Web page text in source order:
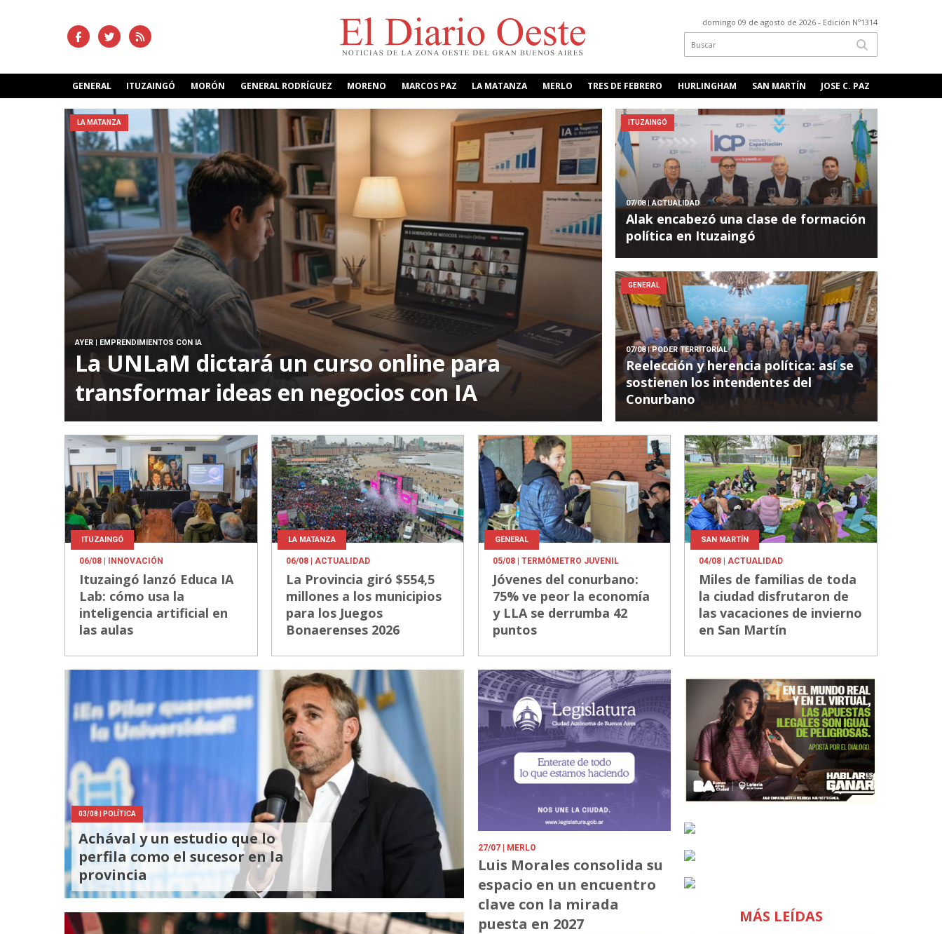
domingo 09 de agosto de 2026 - Edición Nº1314
GENERAL ITUZAINGÓ MORÓN GENERAL RODRÍGUEZ MORENO MARCOS PAZ LA MATANZA MERLO TRES DE FEBRERO HURLINGHAM SAN MARTÍN JOSE C. PAZ
LA MATANZA
AYER | EMPRENDIMIENTOS CON IA
La UNLaM dictará un curso online para
transformar ideas en negocios con IA
ITUZAINGÓ
07/08| ACTUALIDAD
Alak encabezó una clase de formación
política en Ituzaingó
GENERAL
07/08| PODER TERRITORIAL
Reelección y herencia política: así se
sostienen los intendentes del
Conurbano
ITUZAINGÓ
06/08 | INNOVACIÓN
Ituzaingó lanzó Educa IA
Lab: cómo usa la
inteligencia artificial en
las aulas
LA MATANZA
06/08| ACTUALIDAD
La Provincia giró $554,5
millones a los municipios
para los Juegos
Bonaerenses 2026
GENERAL
05/08| TERMÓMETRO JUVENIL
Jóvenes del conurbano:
75% ve peor la economía
y LLA se derrumba 42
puntos
SAN MARTÍN
04/08 | ACTUALIDAD
Miles de familias de toda
la ciudad disfrutaron de
las vacaciones de invierno
en San Martín
03/08 | POLÍTICA
Achával y un estudio que lo
perfila como el sucesor en la
provincia
27/07| MERLO
Luis Morales consolida su
espacio en un encuentro
clave con la mirada
puesta en 2027
MÁS LEÍDAS